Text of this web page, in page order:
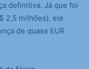
definitiva. Já que foi
2,5 milhões), ele
de quase EUR